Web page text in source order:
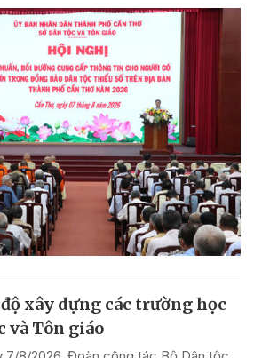
xây dựng các trường học
và Tôn giáo